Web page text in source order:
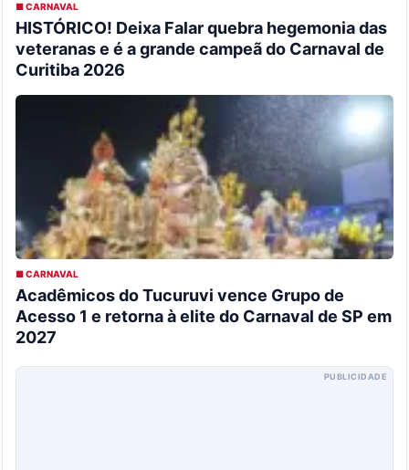
■ CARNAVAL
HISTÓRICO! Deixa Falar quebra hegemonia das
veteranas e é a grande campeã do Carnaval de
Curitiba 2026
■ CARNAVAL
Acadêmicos do Tucuruvi vence Grupo de
Acesso 1 e retorna à elite do Carnaval de SP em
2027
PUBLICIDADE